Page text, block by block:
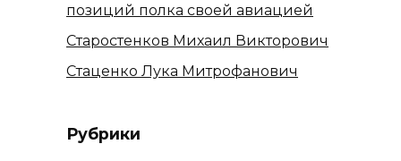
позиций полка своей авиацией
Старостенков Михаил Викторович
Стаценко Лука Митрофанович
Рубрики